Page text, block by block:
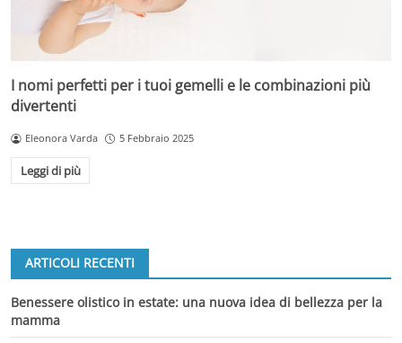
I nomi perfetti per i tuoi gemelli e le combinazioni più
divertenti
Eleonora Varda 5 Febbraio 2025
Leggi di più
ARTICOLI RECENTI
Benessere olistico in estate: una nuova idea di bellezza per la
mamma